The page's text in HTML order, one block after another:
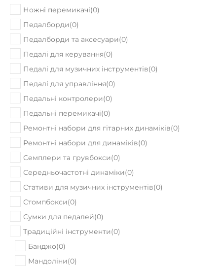
Ножні перемикачі(0)
Педалборди(0)
Педалборди та аксесуари(0)
Педалі для керування(0)
Педалі для музичних інструментів(0)
Педалі для управління(0)
Педальні контролери(0)
Педальні перемикачі(0)
Ремонтні набори для гітарних динаміків(0)
Ремонтні набори для динаміків(0)
Семплери та грувбокси(0)
Середньочастотні динаміки(0)
Стативи для музичних інструментів(0)
Стомпбокси(0)
Сумки для педалей(0)
Традиційні інструменти(0)
Банджо(0)
Мандоліни(0)